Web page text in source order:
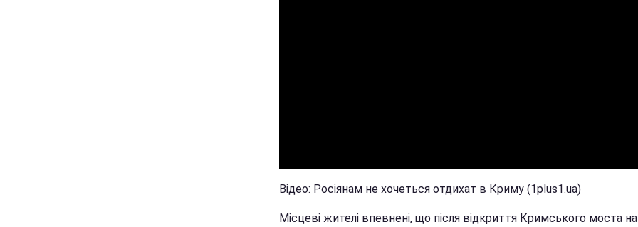
Відео: Росіянам не хочеться отдихат в Криму (1plus1.ua)
Місцеві жителі впевнені, що після відкриття Кримського моста на